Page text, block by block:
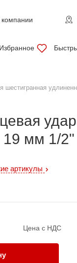
Избранное
шестигранная
мм 1/2"
артикулы
Цена с НДС